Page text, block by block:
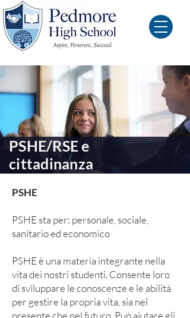
PSHE/RSE e
cittadinanza
PSHE
PSHE sta per: personale, sociale,
sanitario ed economico
PSHE è una materia integrante nella
vita dei nostri studenti. Consente loro
di sviluppare le conoscenze e le abilità
per gestire la propria vita, sia nel
presente che nel futuro. Può aiutare gli